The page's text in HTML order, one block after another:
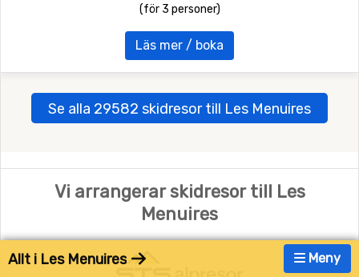
(för 3 personer)
Läs mer / boka
Se alla 29582 skidresor till Les Menuires
Vi arrangerar skidresor till Les
Menuires
Meny
Allt i Les Menuires